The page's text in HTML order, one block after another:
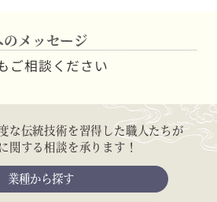
メッセージ
ご相談ください
な伝統技術を習得した職人たちが
関する相談を承ります！
業種から探す